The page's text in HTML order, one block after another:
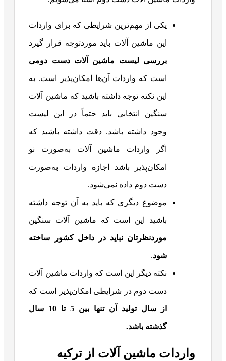
یکی از مهم‌ترین شرایطی که برای واردات
این ماشین آلات باید موردتوجه قرار گیرد
بررسی لیست ماشین آلات دست دومی
است که واردات آن‌ها امکان‌پذیر است. به
این نکته توجه داشته باشید که ماشین آلات
سنگین انتخابی باید حتماً در این لیست
وجود داشته باشد. دقت داشته باشید که
اگر واردات ماشین آلات به‌صورت نو
امکان‌پذیر باشد اجازه واردات به‌صورت
دست دوم داده نمی‌شود.
موضوع دیگری که باید به آن توجه داشته
باشید این است که ماشین آلات سنگین
موردنظرتان نباید در داخل کشور ساخته
شود.
نکته دیگر این است که واردات ماشین آلات
دست دوم در شرایطی امکان‌پذیر است که
از سال تولید آن تنها بین 5 تا 10 سال
گذشته باشد.
واردات ماشین آلات از ترکیه